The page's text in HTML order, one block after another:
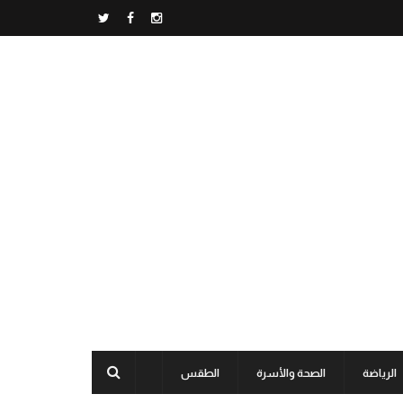
الرياضة الصحة والأسرة الطقس